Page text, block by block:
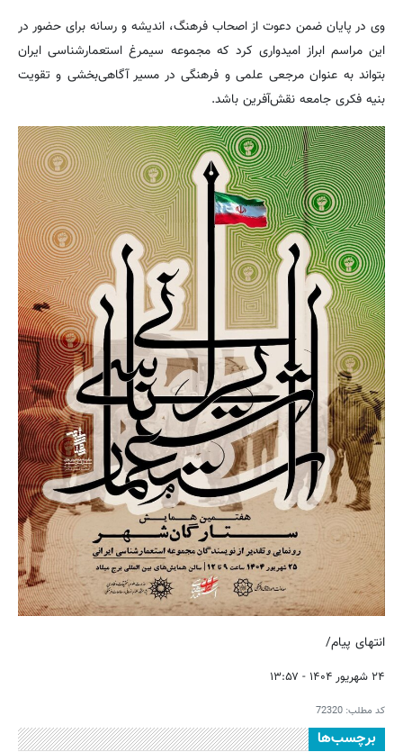
وی در پایان ضمن دعوت از اصحاب فرهنگ، اندیشه و رسانه برای حضور در
این مراسم ابراز امیدواری کرد که مجموعه سیمرغ استعمارشناسی ایران
بتواند به عنوان مرجعی علمی و فرهنگی در مسیر آگاهی‌بخشی و تقویت
بنیه فکری جامعه نقش‌آفرین باشد.
انتهای پیام/
۲۴ شهریور ۱۴۰۴ - ۱۳:۵۷
کد مطلب: 72320
برچسب‌ها